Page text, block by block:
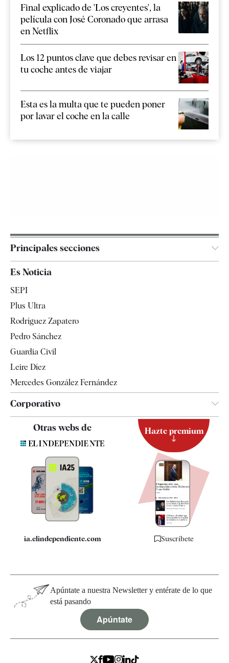
Final explicado de 'Los creyentes', la
película con José Coronado que arrasa
en Netflix
Los 12 puntos clave que debes revisar en
tu coche antes de viajar
Esta es la multa que te pueden poner
por lavar el coche en la calle
Principales secciones
España
Televisión
Es Noticia
SEPI
Plus Ultra
Rodríguez Zapatero
Pedro Sánchez
Guardia Civil
Leire Díez
Mercedes González Fernández
Corporativo
Contacto
Quiénes somos
Especificaciones
Otras webs de
ia.elindependiente.com
Hazte premium
Suscríbete
Apúntate a nuestra Newsletter y entérate de lo que
está pasando
Apúntate